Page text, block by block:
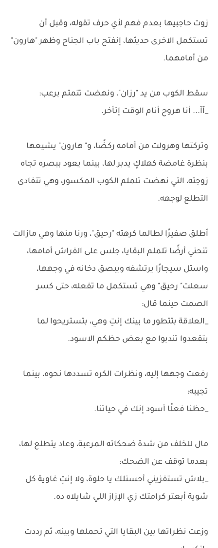
زوت حاجبيها بعدم فهم لأي حرف تقوله، وقبل أن
تستكمل الاخرى حديثها، إنفتح باب الجناح وظهر "هارون"
من أمامهما.
سقط الكوب من يد "رزان"، ونهضت تتمتم برعب:
_آآ... أنا هروح أنام الوقت إتأخر.
وتركتها وهرولت من أمامه ركضًا، و" هارون" يشيعها
بنظرة غامضة كهلاكٍ يدبر لها، بينما يعود ببصره تجاه
زوجته، التي نهضت تلملم الكوب المكسور، وهي تتفادى
التطلع لوجهه.
أطلق صفيرًا لطالما كرهته "رحيق"، ورنا منها وهي مازالت
تنحني أرضًا تلملم البقايا، جلس على الفراش أمامها،
واستل سيجارًا يرتشفه ويبصق دخانه في وجهها،
سعلت" رحيق" وهي تستكمل ما تفعله، حتى كسر
الصمت حينما قال:
_العلاقة بتتطور ما بينك إنتِ وهي، بتستريحوا لما
بتقعدوا تندبوا مع بعض حظكم الاسود.
رفعت وجهها إليه، ونظرات الكره تسددها نحوه، بينما
تجيبه:
_حظنا فعلًا أسود إنك في حياتنا.
مال للخلف من شدة ضحكاته المرعبة، وعاد يتطلع لها،
بعدما توقف عن الضحك:
_بلاش تستفزيني أحسنلك يا حلوة، ولا إنتِ غاوية كل
شوية أبعتر كرامتك زي الإزاز اللي شايلاه ده.
وزعت نظراتها بين البقايا التي تحملها وبينه، ثم رددت